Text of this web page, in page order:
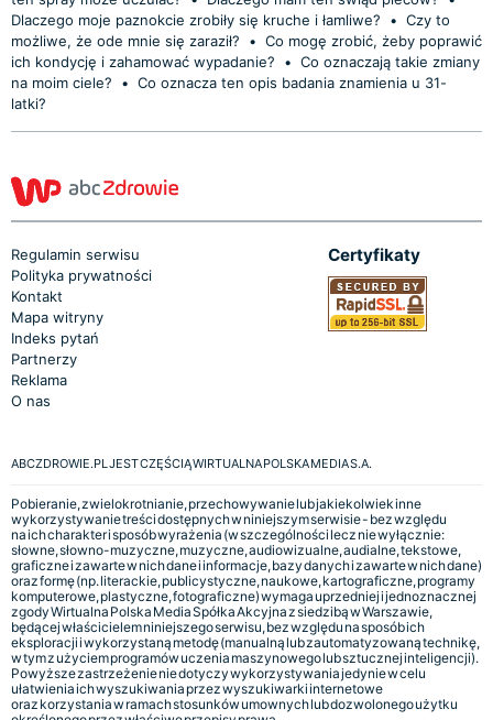
Dlaczego moje paznokcie zrobiły się kruche i łamliwe?
• Czy to
możliwe, że ode mnie się zaraził?
• Co mogę zrobić, żeby poprawić
ich kondycję i zahamować wypadanie?
• Co oznaczają takie zmiany
na moim ciele?
• Co oznacza ten opis badania znamienia u 31-
latki?
Regulamin serwisu
Polityka prywatności
Kontakt
Mapa witryny
Indeks pytań
Partnerzy
Reklama
O nas
Certyfikaty
ABCZDROWIE.PL JEST CZĘŚCIĄ WIRTUALNA POLSKA MEDIA S.A.
Pobieranie, zwielokrotnianie, przechowywanie lub jakiekolwiek inne
wykorzystywanie treści dostępnych w niniejszym serwisie - bez względu
na ich charakter i sposób wyrażenia (w szczególności lecz nie wyłącznie:
słowne, słowno-muzyczne, muzyczne, audiowizualne, audialne, tekstowe,
graficzne i zawarte w nich dane i informacje, bazy danych i zawarte w nich dane)
oraz formę (np. literackie, publicystyczne, naukowe, kartograficzne, programy
komputerowe, plastyczne, fotograficzne) wymaga uprzedniej i jednoznacznej
zgody Wirtualna Polska Media Spółka Akcyjna z siedzibą w Warszawie,
będącej właścicielem niniejszego serwisu, bez względu na sposób ich
eksploracji i wykorzystaną metodę (manualną lub zautomatyzowaną technikę,
w tym z użyciem programów uczenia maszynowego lub sztucznej inteligencji).
Powyższe zastrzeżenie nie dotyczy wykorzystywania jedynie w celu
ułatwienia ich wyszukiwania przez wyszukiwarki internetowe
oraz korzystania w ramach stosunków umownych lub dozwolonego użytku